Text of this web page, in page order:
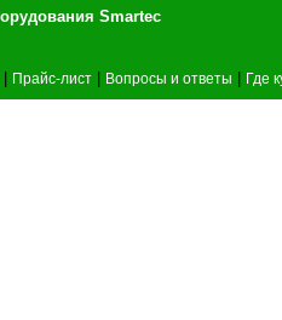
поставщика
Прайс-лист Вопросы и ответы Где